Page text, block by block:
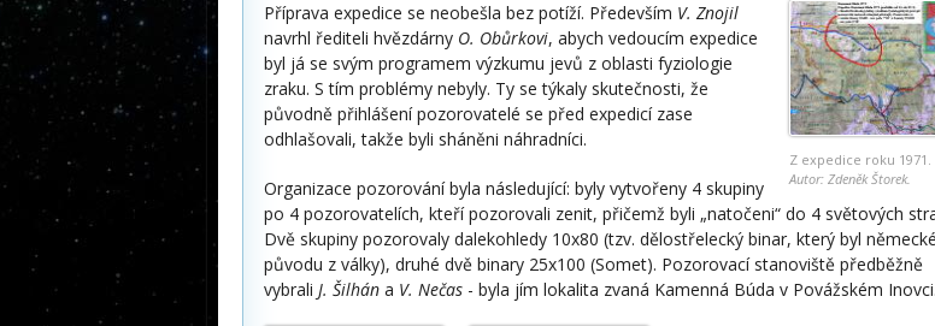
Z expedice roku 1971.
Autor: Zdeněk Štorek.
Příprava expedice se neobešla bez potíží. Především V. Znojil
navrhl řediteli hvězdárny O. Obůrkovi, abych vedoucím expedice
byl já se svým programem výzkumu jevů z oblasti fyziologie
zraku. S tím problémy nebyly. Ty se týkaly skutečnosti, že
původně přihlášení pozorovatelé se před expedicí zase
odhlašovali, takže byli sháněni náhradníci.
Organizace pozorování byla následující: byly vytvořeny 4 skupiny
po 4 pozorovatelích, kteří pozorovali zenit, přičemž byli „natočeni“ do 4 světových
Dvě skupiny pozorovaly dalekohledy 10x80 (tzv. dělostřelecký binar, který byl
původu z války), druhé dvě binary 25x100 (Somet). Pozorovací stanoviště předběžně
vybrali J. Šilhán a V. Nečas - byla jím lokalita zvaná Kamenná Búda v Povážském Inovci.